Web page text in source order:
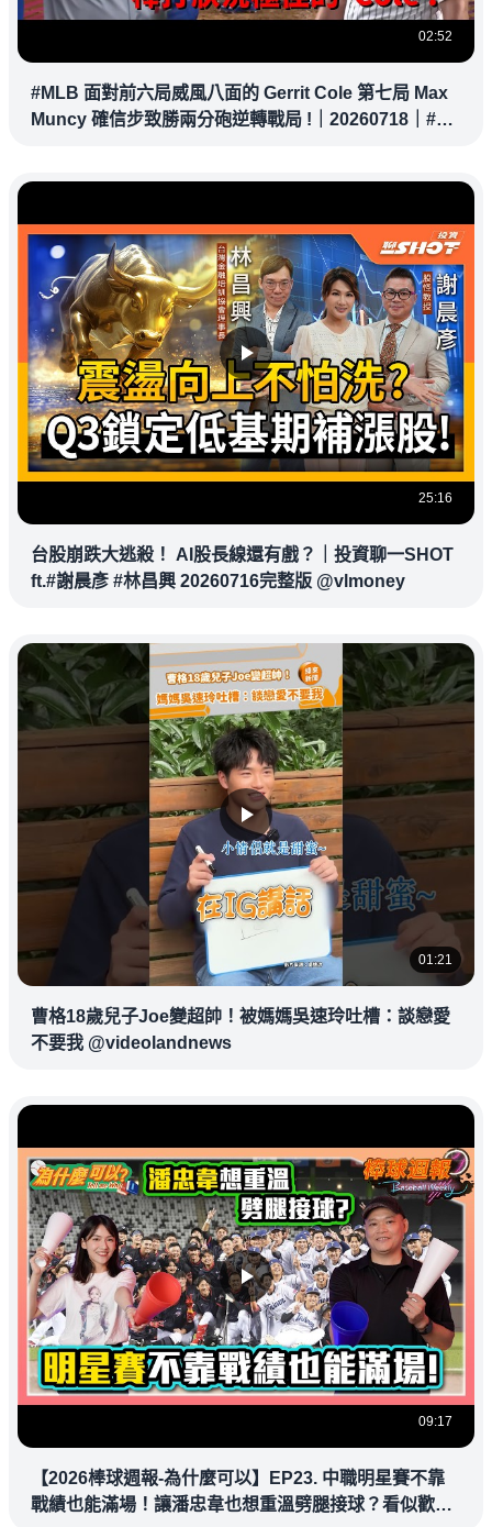
02:52
#MLB 面對前六局威風八面的 Gerrit Cole 第七局 Max
Muncy 確信步致勝兩分砲逆轉戰局 !｜20260718｜#洛
25:16
台股崩跌大逃殺！ AI股長線還有戲？｜投資聊一SHOT
ft.#謝晨彥 #林昌興 20260716完整版 @vlmoney
01:21
曹格18歲兒子Joe變超帥！被媽媽吳速玲吐槽：談戀愛
不要我 @videolandnews
09:17
【2026棒球週報-為什麼可以】EP23. 中職明星賽不靠
戰績也能滿場！讓潘忠韋也想重溫劈腿接球？看似歡樂